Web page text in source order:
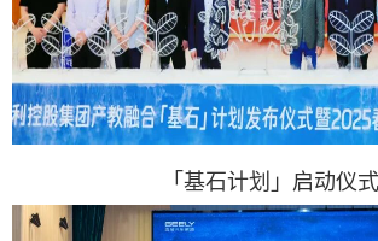
「基石计划」启动仪式